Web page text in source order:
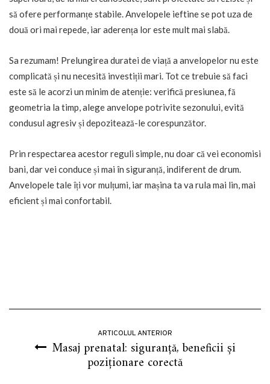
să ofere performanțe stabile. Anvelopele ieftine se pot uza de
două ori mai repede, iar aderența lor este mult mai slabă.
Sa rezumam! Prelungirea duratei de viață a anvelopelor nu este
complicată și nu necesită investiții mari. Tot ce trebuie să faci
este să le acorzi un minim de atenție: verifică presiunea, fă
geometria la timp, alege anvelope potrivite sezonului, evită
condusul agresiv și depozitează-le corespunzător.
Prin respectarea acestor reguli simple, nu doar că vei economisi
bani, dar vei conduce și mai în siguranță, indiferent de drum.
Anvelopele tale îți vor mulțumi, iar mașina ta va rula mai lin, mai
eficient și mai confortabil.
ARTICOLUL ANTERIOR
Masaj prenatal: siguranță, beneficii și
poziționare corectă